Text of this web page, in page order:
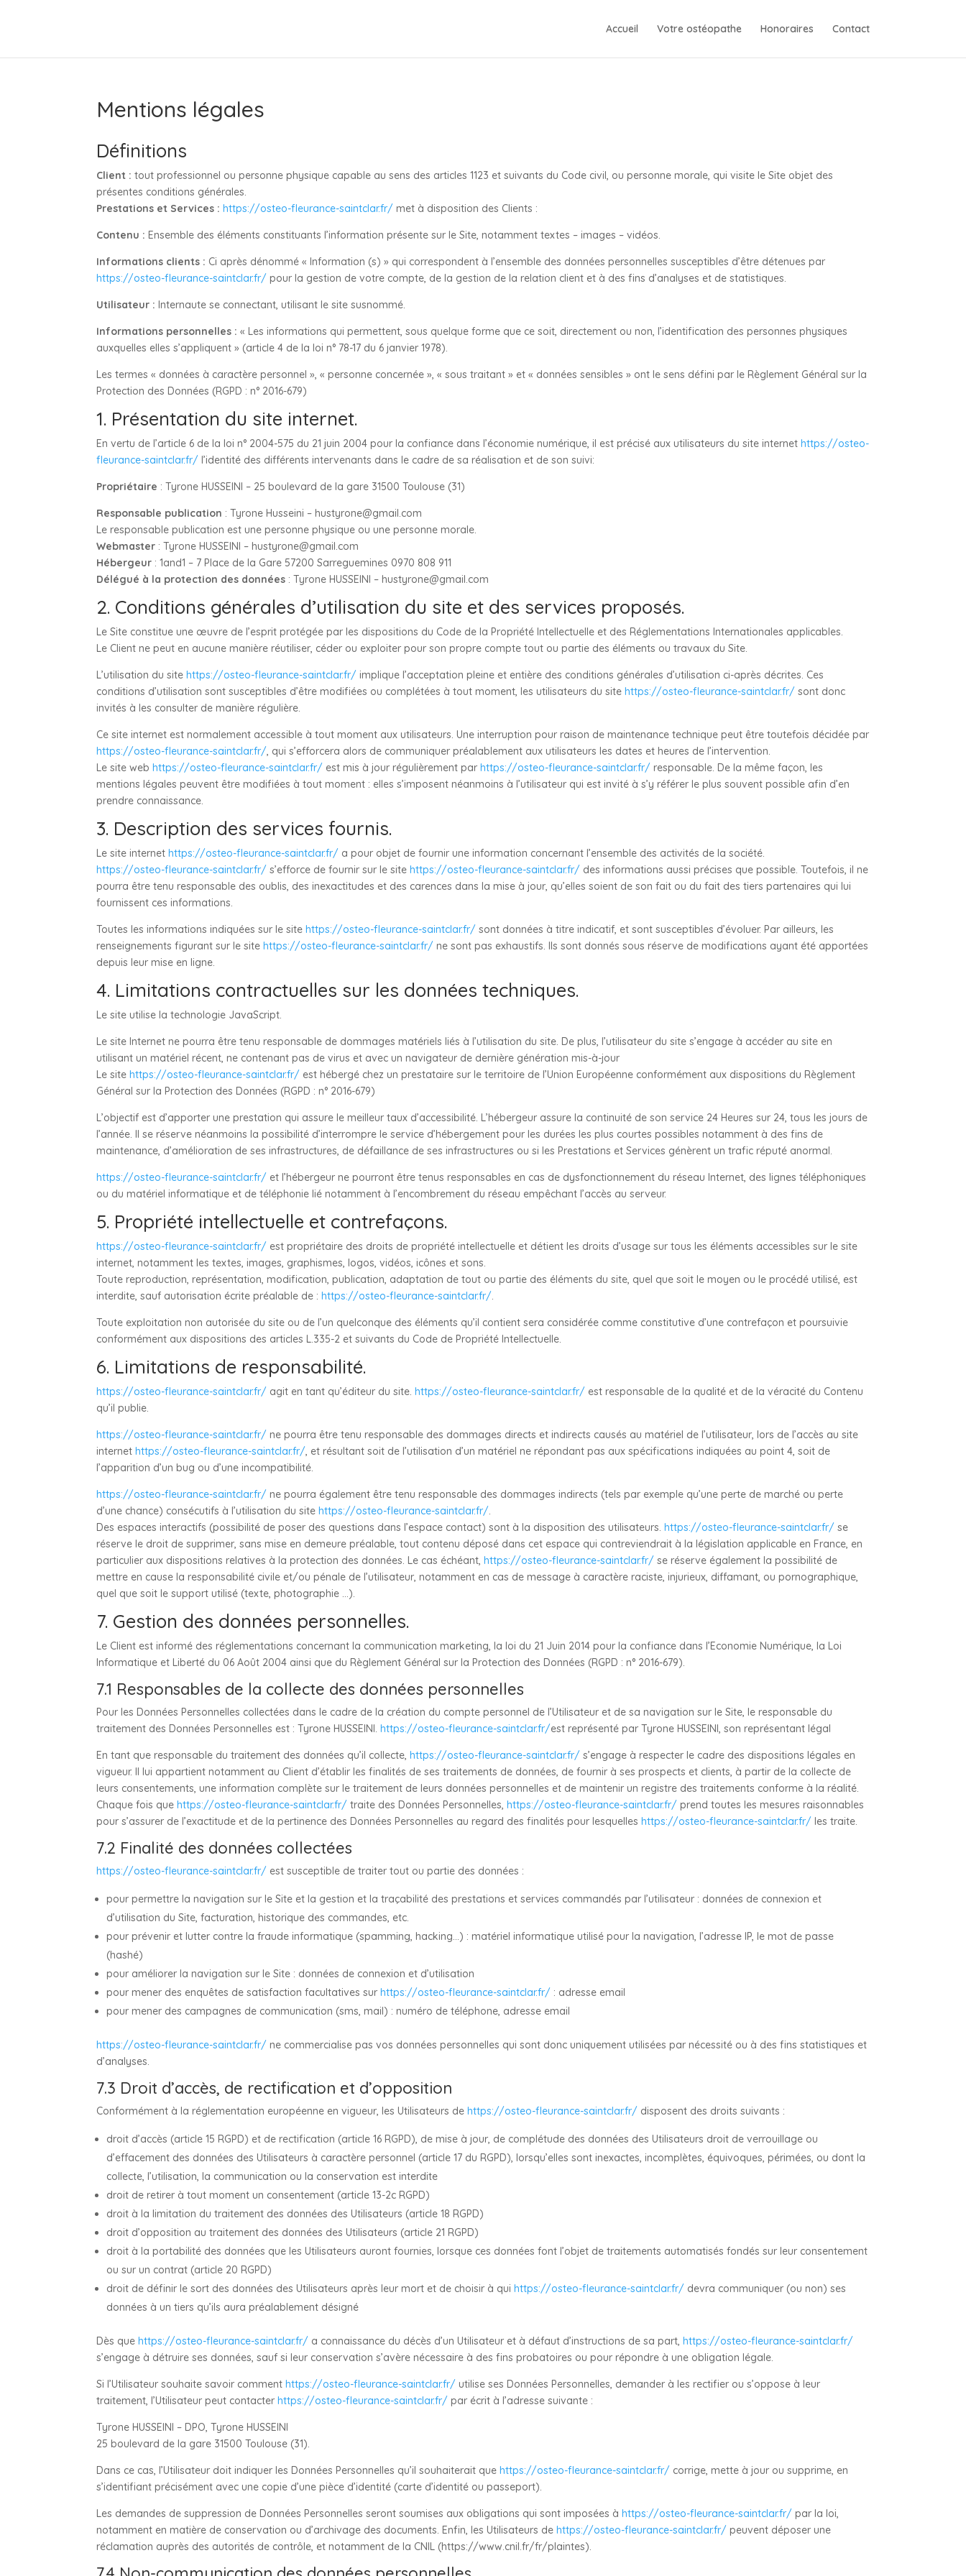
Accueil Votre ostéopathe Honoraires Contact
Mentions légales
Définitions
Client : tout professionnel ou personne physique capable au sens des articles 1123 et suivants du Code civil, ou personne morale, qui visite le Site objet des
présentes conditions générales.
Prestations et Services : https://osteo-fleurance-saintclar.fr/ met à disposition des Clients :
Contenu : Ensemble des éléments constituants l’information présente sur le Site, notamment textes – images – vidéos.
Informations clients : Ci après dénommé « Information (s) » qui correspondent à l’ensemble des données personnelles susceptibles d’être détenues par
https://osteo-fleurance-saintclar.fr/ pour la gestion de votre compte, de la gestion de la relation client et à des fins d’analyses et de statistiques.
Utilisateur : Internaute se connectant, utilisant le site susnommé.
Informations personnelles : « Les informations qui permettent, sous quelque forme que ce soit, directement ou non, l’identification des personnes physiques
auxquelles elles s’appliquent » (article 4 de la loi n° 78-17 du 6 janvier 1978).
Les termes « données à caractère personnel », « personne concernée », « sous traitant » et « données sensibles » ont le sens défini par le Règlement Général sur la
Protection des Données (RGPD : n° 2016-679)
1. Présentation du site internet.
En vertu de l’article 6 de la loi n° 2004-575 du 21 juin 2004 pour la confiance dans l’économie numérique, il est précisé aux utilisateurs du site internethttps://osteo-
fleurance-saintclar.fr/ l’identité des différents intervenants dans le cadre de sa réalisation et de son suivi:
Propriétaire : Tyrone HUSSEINI – 25 boulevard de la gare 31500 Toulouse (31)
Responsable publication : Tyrone Husseini – hustyrone@gmail.com
Le responsable publication est une personne physique ou une personne morale.
Webmaster : Tyrone HUSSEINI – hustyrone@gmail.com
Hébergeur : 1and1 – 7 Place de la Gare 57200 Sarreguemines 0970 808 911
Délégué à la protection des données : Tyrone HUSSEINI – hustyrone@gmail.com
2. Conditions générales d’utilisation du site et des services proposés.
Le Site constitue une œuvre de l’esprit protégée par les dispositions du Code de la Propriété Intellectuelle et des Réglementations Internationales applicables.
Le Client ne peut en aucune manière réutiliser, céder ou exploiter pour son propre compte tout ou partie des éléments ou travaux du Site.
L’utilisation du sitehttps://osteo-fleurance-saintclar.fr/ implique l’acceptation pleine et entière des conditions générales d’utilisation ci-après décrites. Ces
conditions d’utilisation sont susceptibles d’être modifiées ou complétées à tout moment, les utilisateurs du sitehttps://osteo-fleurance-saintclar.fr/ sont donc
invités à les consulter de manière régulière.
Ce site internet est normalement accessible à tout moment aux utilisateurs. Une interruption pour raison de maintenance technique peut être toutefois décidée par
https://osteo-fleurance-saintclar.fr/, qui s’efforcera alors de communiquer préalablement aux utilisateurs les dates et heures de l’intervention.
Le site webhttps://osteo-fleurance-saintclar.fr/ est mis à jour régulièrement parhttps://osteo-fleurance-saintclar.fr/ responsable. De la même façon, les
mentions légales peuvent être modifiées à tout moment : elles s’imposent néanmoins à l’utilisateur qui est invité à s’y référer le plus souvent possible afin d’en
prendre connaissance.
3. Description des services fournis.
Le site internethttps://osteo-fleurance-saintclar.fr/ a pour objet de fournir une information concernant l’ensemble des activités de la société.
https://osteo-fleurance-saintclar.fr/ s’efforce de fournir sur le sitehttps://osteo-fleurance-saintclar.fr/ des informations aussi précises que possible. Toutefois, il ne
pourra être tenu responsable des oublis, des inexactitudes et des carences dans la mise à jour, qu’elles soient de son fait ou du fait des tiers partenaires qui lui
fournissent ces informations.
Toutes les informations indiquées sur le sitehttps://osteo-fleurance-saintclar.fr/ sont données à titre indicatif, et sont susceptibles d’évoluer. Par ailleurs, les
renseignements figurant sur le sitehttps://osteo-fleurance-saintclar.fr/ ne sont pas exhaustifs. Ils sont donnés sous réserve de modifications ayant été apportées
depuis leur mise en ligne.
4. Limitations contractuelles sur les données techniques.
Le site utilise la technologie JavaScript.
Le site Internet ne pourra être tenu responsable de dommages matériels liés à l’utilisation du site. De plus, l’utilisateur du site s’engage à accéder au site en
utilisant un matériel récent, ne contenant pas de virus et avec un navigateur de dernière génération mis-à-jour
Le sitehttps://osteo-fleurance-saintclar.fr/ est hébergé chez un prestataire sur le territoire de l’Union Européenne conformément aux dispositions du Règlement
Général sur la Protection des Données (RGPD : n° 2016-679)
L’objectif est d’apporter une prestation qui assure le meilleur taux d’accessibilité. L’hébergeur assure la continuité de son service 24 Heures sur 24, tous les jours de
l’année. Il se réserve néanmoins la possibilité d’interrompre le service d’hébergement pour les durées les plus courtes possibles notamment à des fins de
maintenance, d’amélioration de ses infrastructures, de défaillance de ses infrastructures ou si les Prestations et Services génèrent un trafic réputé anormal.
https://osteo-fleurance-saintclar.fr/ et l’hébergeur ne pourront être tenus responsables en cas de dysfonctionnement du réseau Internet, des lignes téléphoniques
ou du matériel informatique et de téléphonie lié notamment à l’encombrement du réseau empêchant l’accès au serveur.
5. Propriété intellectuelle et contrefaçons.
https://osteo-fleurance-saintclar.fr/ est propriétaire des droits de propriété intellectuelle et détient les droits d’usage sur tous les éléments accessibles sur le site
internet, notamment les textes, images, graphismes, logos, vidéos, icônes et sons.
Toute reproduction, représentation, modification, publication, adaptation de tout ou partie des éléments du site, quel que soit le moyen ou le procédé utilisé, est
interdite, sauf autorisation écrite préalable de :https://osteo-fleurance-saintclar.fr/.
Toute exploitation non autorisée du site ou de l’un quelconque des éléments qu’il contient sera considérée comme constitutive d’une contrefaçon et poursuivie
conformément aux dispositions des articles L.335-2 et suivants du Code de Propriété Intellectuelle.
6. Limitations de responsabilité.
https://osteo-fleurance-saintclar.fr/ agit en tant qu’éditeur du site.https://osteo-fleurance-saintclar.fr/ est responsable de la qualité et de la véracité du Contenu
qu’il publie.
https://osteo-fleurance-saintclar.fr/ ne pourra être tenu responsable des dommages directs et indirects causés au matériel de l’utilisateur, lors de l’accès au site
internethttps://osteo-fleurance-saintclar.fr/, et résultant soit de l’utilisation d’un matériel ne répondant pas aux spécifications indiquées au point 4, soit de
l’apparition d’un bug ou d’une incompatibilité.
https://osteo-fleurance-saintclar.fr/ ne pourra également être tenu responsable des dommages indirects (tels par exemple qu’une perte de marché ou perte
d’une chance) consécutifs à l’utilisation du sitehttps://osteo-fleurance-saintclar.fr/.
Des espaces interactifs (possibilité de poser des questions dans l’espace contact) sont à la disposition des utilisateurs.https://osteo-fleurance-saintclar.fr/ se
réserve le droit de supprimer, sans mise en demeure préalable, tout contenu déposé dans cet espace qui contreviendrait à la législation applicable en France, en
particulier aux dispositions relatives à la protection des données. Le cas échéant,https://osteo-fleurance-saintclar.fr/ se réserve également la possibilité de
mettre en cause la responsabilité civile et/ou pénale de l’utilisateur, notamment en cas de message à caractère raciste, injurieux, diffamant, ou pornographique,
quel que soit le support utilisé (texte, photographie …).
7. Gestion des données personnelles.
Le Client est informé des réglementations concernant la communication marketing, la loi du 21 Juin 2014 pour la confiance dans l’Economie Numérique, la Loi
Informatique et Liberté du 06 Août 2004 ainsi que du Règlement Général sur la Protection des Données (RGPD : n° 2016-679).
7.1 Responsables de la collecte des données personnelles
Pour les Données Personnelles collectées dans le cadre de la création du compte personnel de l’Utilisateur et de sa navigation sur le Site, le responsable du
traitement des Données Personnelles est : Tyrone HUSSEINI.https://osteo-fleurance-saintclar.fr/est représenté par Tyrone HUSSEINI, son représentant légal
En tant que responsable du traitement des données qu’il collecte,https://osteo-fleurance-saintclar.fr/ s’engage à respecter le cadre des dispositions légales en
vigueur. Il lui appartient notamment au Client d’établir les finalités de ses traitements de données, de fournir à ses prospects et clients, à partir de la collecte de
leurs consentements, une information complète sur le traitement de leurs données personnelles et de maintenir un registre des traitements conforme à la réalité.
Chaque fois quehttps://osteo-fleurance-saintclar.fr/ traite des Données Personnelles,https://osteo-fleurance-saintclar.fr/ prend toutes les mesures raisonnables
pour s’assurer de l’exactitude et de la pertinence des Données Personnelles au regard des finalités pour lesquelleshttps://osteo-fleurance-saintclar.fr/ les traite.
7.2 Finalité des données collectées
https://osteo-fleurance-saintclar.fr/ est susceptible de traiter tout ou partie des données :
pour permettre la navigation sur le Site et la gestion et la traçabilité des prestations et services commandés par l’utilisateur : données de connexion et
d’utilisation du Site, facturation, historique des commandes, etc.
pour prévenir et lutter contre la fraude informatique (spamming, hacking…) : matériel informatique utilisé pour la navigation, l’adresse IP, le mot de passe
(hashé)
pour améliorer la navigation sur le Site : données de connexion et d’utilisation
pour mener des enquêtes de satisfaction facultatives surhttps://osteo-fleurance-saintclar.fr/ : adresse email
pour mener des campagnes de communication (sms, mail) : numéro de téléphone, adresse email
https://osteo-fleurance-saintclar.fr/ ne commercialise pas vos données personnelles qui sont donc uniquement utilisées par nécessité ou à des fins statistiques et
d’analyses.
7.3 Droit d’accès, de rectification et d’opposition
Conformément à la réglementation européenne en vigueur, les Utilisateurs dehttps://osteo-fleurance-saintclar.fr/ disposent des droits suivants :
droit d’accès (article 15 RGPD) et de rectification (article 16 RGPD), de mise à jour, de complétude des données des Utilisateurs droit de verrouillage ou
d’effacement des données des Utilisateurs à caractère personnel (article 17 du RGPD), lorsqu’elles sont inexactes, incomplètes, équivoques, périmées, ou dont la
collecte, l’utilisation, la communication ou la conservation est interdite
droit de retirer à tout moment un consentement (article 13-2c RGPD)
droit à la limitation du traitement des données des Utilisateurs (article 18 RGPD)
droit d’opposition au traitement des données des Utilisateurs (article 21 RGPD)
droit à la portabilité des données que les Utilisateurs auront fournies, lorsque ces données font l’objet de traitements automatisés fondés sur leur consentement
ou sur un contrat (article 20 RGPD)
droit de définir le sort des données des Utilisateurs après leur mort et de choisir à quihttps://osteo-fleurance-saintclar.fr/ devra communiquer (ou non) ses
données à un tiers qu’ils aura préalablement désigné
Dès quehttps://osteo-fleurance-saintclar.fr/ a connaissance du décès d’un Utilisateur et à défaut d’instructions de sa part,https://osteo-fleurance-saintclar.fr/
s’engage à détruire ses données, sauf si leur conservation s’avère nécessaire à des fins probatoires ou pour répondre à une obligation légale.
Si l’Utilisateur souhaite savoir commenthttps://osteo-fleurance-saintclar.fr/ utilise ses Données Personnelles, demander à les rectifier ou s’oppose à leur
traitement, l’Utilisateur peut contacterhttps://osteo-fleurance-saintclar.fr/ par écrit à l’adresse suivante :
Tyrone HUSSEINI – DPO, Tyrone HUSSEINI
25 boulevard de la gare 31500 Toulouse (31).
Dans ce cas, l’Utilisateur doit indiquer les Données Personnelles qu’il souhaiterait quehttps://osteo-fleurance-saintclar.fr/ corrige, mette à jour ou supprime, en
s’identifiant précisément avec une copie d’une pièce d’identité (carte d’identité ou passeport).
Les demandes de suppression de Données Personnelles seront soumises aux obligations qui sont imposées àhttps://osteo-fleurance-saintclar.fr/ par la loi,
notamment en matière de conservation ou d’archivage des documents. Enfin, les Utilisateurs dehttps://osteo-fleurance-saintclar.fr/ peuvent déposer une
réclamation auprès des autorités de contrôle, et notamment de la CNIL (https://www.cnil.fr/fr/plaintes).